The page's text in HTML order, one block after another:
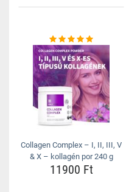
Collagen Complex – I, II, III, V
& X – kollagén por 240 g
11900 Ft